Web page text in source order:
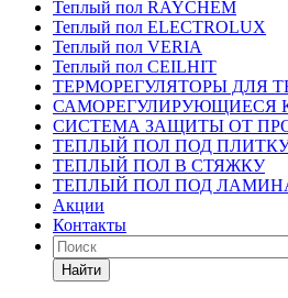
Теплый пол RAYCHEM
Теплый пол ELECTROLUX
Теплый пол VERIA
Теплый пол CEILHIT
ТЕРМОРЕГУЛЯТОРЫ ДЛЯ
САМОРЕГУЛИРУЮЩИЕСЯ
СИСТЕМА ЗАЩИТЫ ОТ
ТЕПЛЫЙ ПОЛ ПОД
ТЕПЛЫЙ ПОЛ В СТЯЖКУ
ТЕПЛЫЙ ПОЛ ПОД
Акции
Контакты
Найти